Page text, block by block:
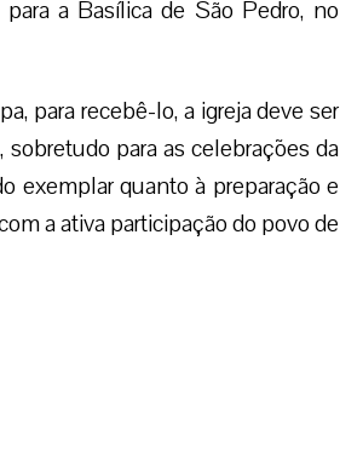
a Basílica de São Pedro, no
para recebê-lo, a igreja deve ser
para as celebrações da
exemplar quanto à preparação e
a ativa participação do povo de